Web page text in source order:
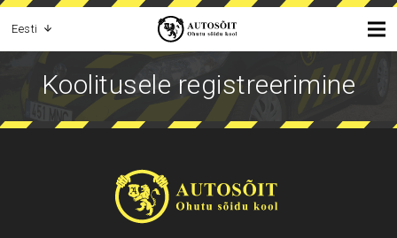
Eesti
Koolitusele registreerimine